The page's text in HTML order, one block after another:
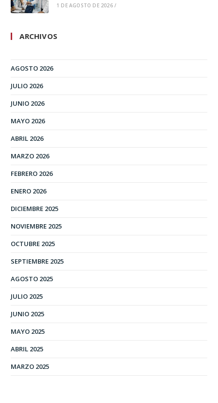
1 DE AGOSTO DE 2026 /
ARCHIVOS
AGOSTO 2026
JULIO 2026
JUNIO 2026
MAYO 2026
ABRIL 2026
MARZO 2026
FEBRERO 2026
ENERO 2026
DICIEMBRE 2025
NOVIEMBRE 2025
OCTUBRE 2025
SEPTIEMBRE 2025
AGOSTO 2025
JULIO 2025
JUNIO 2025
MAYO 2025
ABRIL 2025
MARZO 2025